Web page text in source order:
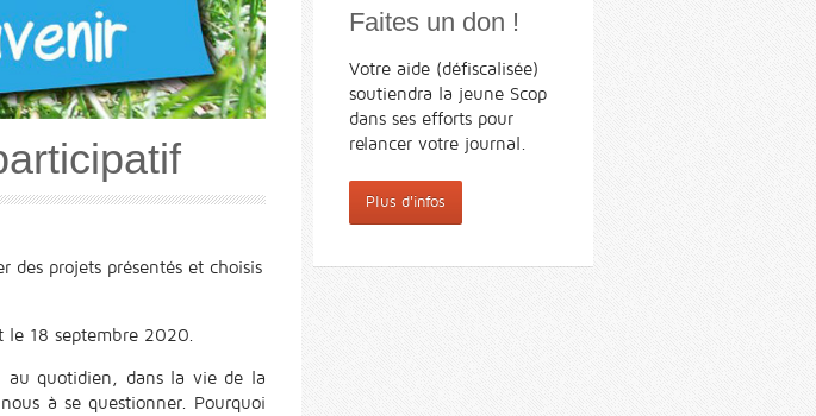
des projets présentés et choisis
le 18 septembre 2020.
au quotidien, dans la vie de la
à se questionner. Pourquoi
Faites un don !
Votre aide (défiscalisée)
soutiendra la jeune Scop
dans ses efforts pour
relancer votre journal.
Plus d'infos